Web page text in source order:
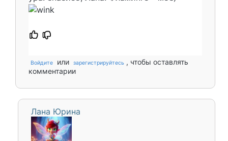
Войдите или зарегистрируйтесь , чтобы оставлять
комментарии
Лана Юрина